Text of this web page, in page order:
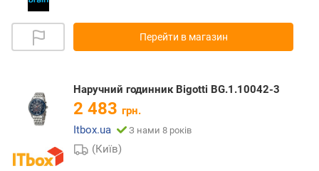
Перейти в магазин
Наручний годинник Bigotti BG.1.10042-3
2 483 грн.
Itbox.ua
З нами 8 років
(Київ)